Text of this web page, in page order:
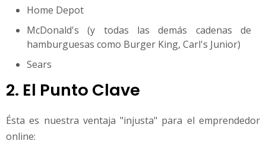
Home Depot
McDonald's (y todas las demás cadenas de
hamburguesas como Burger King, Carl's Junior)
Sears
2. El Punto Clave
Ésta es nuestra ventaja "injusta" para el emprendedor
online: